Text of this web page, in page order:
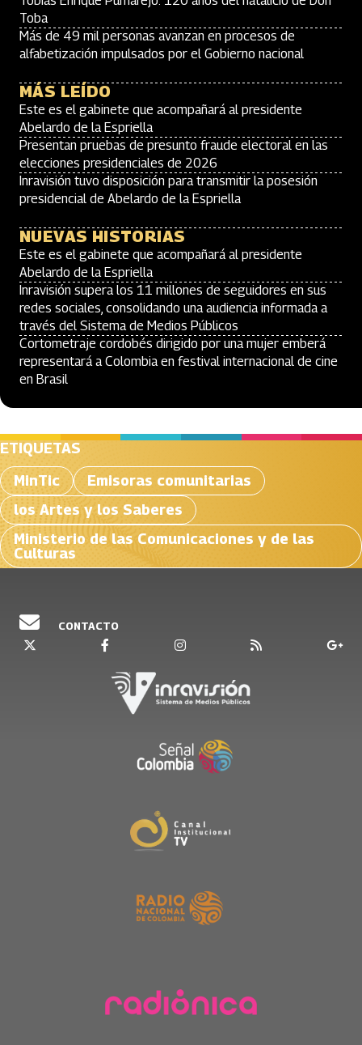
Toba
Más de 49 mil personas avanzan en procesos de
alfabetización impulsados por el Gobierno nacional
MÁS LEÍDO
Este es el gabinete que acompañará al presidente
Abelardo de la Espriella
Presentan pruebas de presunto fraude electoral en las
elecciones presidenciales de 2026
Inravisión tuvo disposición para transmitir la posesión
presidencial de Abelardo de la Espriella
NUEVAS HISTORIAS
Este es el gabinete que acompañará al presidente
Abelardo de la Espriella
Inravisión supera los 11 millones de seguidores en sus
redes sociales, consolidando una audiencia informada a
través del Sistema de Medios Públicos
Cortometraje cordobés dirigido por una mujer emberá
representará a Colombia en festival internacional de cine
en Brasil
ETIQUETAS
MinTic
Emisoras comunitarias
los Artes y los Saberes
Ministerio de las Comunicaciones y de las
Culturas
CONTACTO